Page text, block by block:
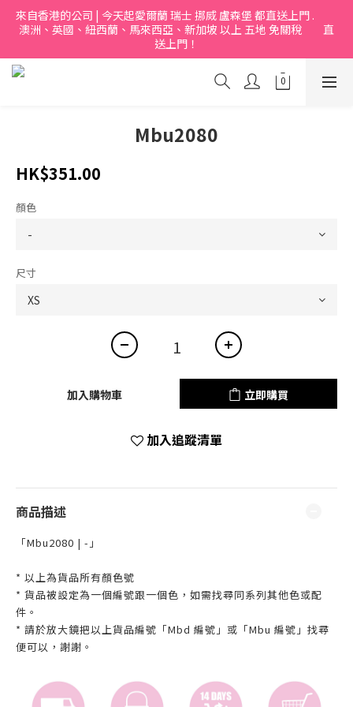
來自香港的公司 | 今天起愛爾蘭 瑞士 挪烕 盧森堡 都直送上門 .
澳洲、英國、紐西蘭、馬來西亞、新加坡 以上 五地 免關稅         直
送上門！
Mbu2080
HK$351.00
顏色
尺寸
加入購物車 立即購買
加入追蹤清單
商品描述
「Mbu2080 | -」
* 以上為貨品所有顏色號
* 貨品被設定為一個編號跟一個色，如需找尋同系列其他色或配
件。
* 請於放大鏡把以上貨品編號「Mbd 編號」或「Mbu 編號」找尋
便可以，謝謝。